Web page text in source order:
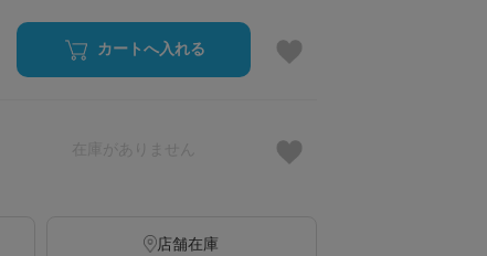
カートへ入れる
店舗在庫